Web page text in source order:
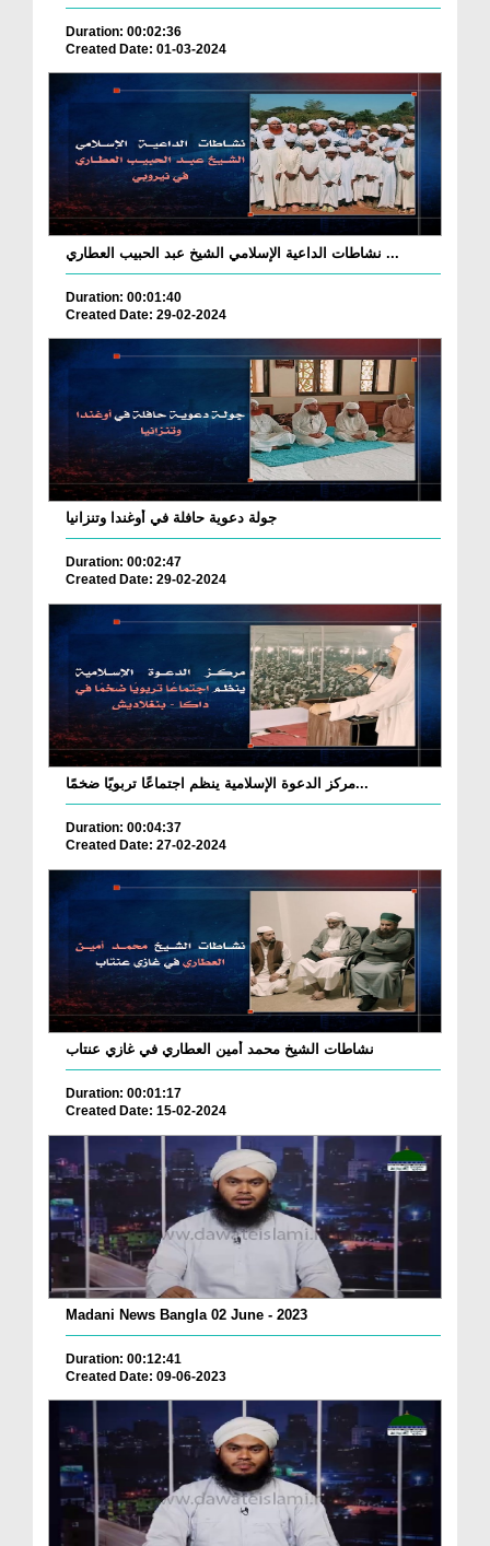
Duration: 00:02:36
Created Date: 01-03-2024
نشاطات الداعية الإسلامي الشيخ عبد الحبيب العطاري ...
Duration: 00:01:40
Created Date: 29-02-2024
جولة دعوية حافلة في أوغندا وتنزانيا
Duration: 00:02:47
Created Date: 29-02-2024
مركز الدعوة الإسلامية ينظم اجتماعًا تربويًا ضخمًا...
Duration: 00:04:37
Created Date: 27-02-2024
نشاطات الشيخ محمد أمين العطاري في غازي عنتاب
Duration: 00:01:17
Created Date: 15-02-2024
Madani News Bangla 02 June - 2023
Duration: 00:12:41
Created Date: 09-06-2023